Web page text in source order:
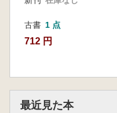
古書 1 点
712 円
最近見た本